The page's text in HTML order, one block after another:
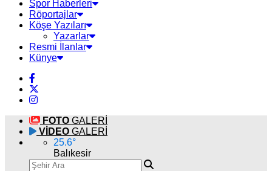
Spor Haberleri
Röportajlar
Köşe Yazıları
Yazarlar
Resmi İlanlar
Künye
FOTO GALERİ
VİDEO GALERİ
25.6°
Balıkesir